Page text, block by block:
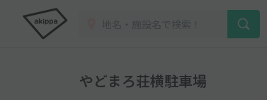
やどまろ荘横駐車場